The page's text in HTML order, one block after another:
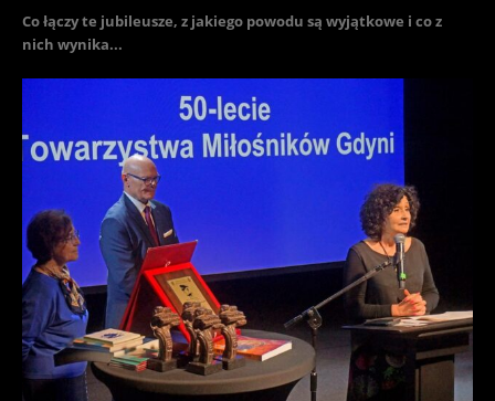
Co łączy te jubileusze, z jakiego powodu są wyjątkowe i co z
nich wynika...